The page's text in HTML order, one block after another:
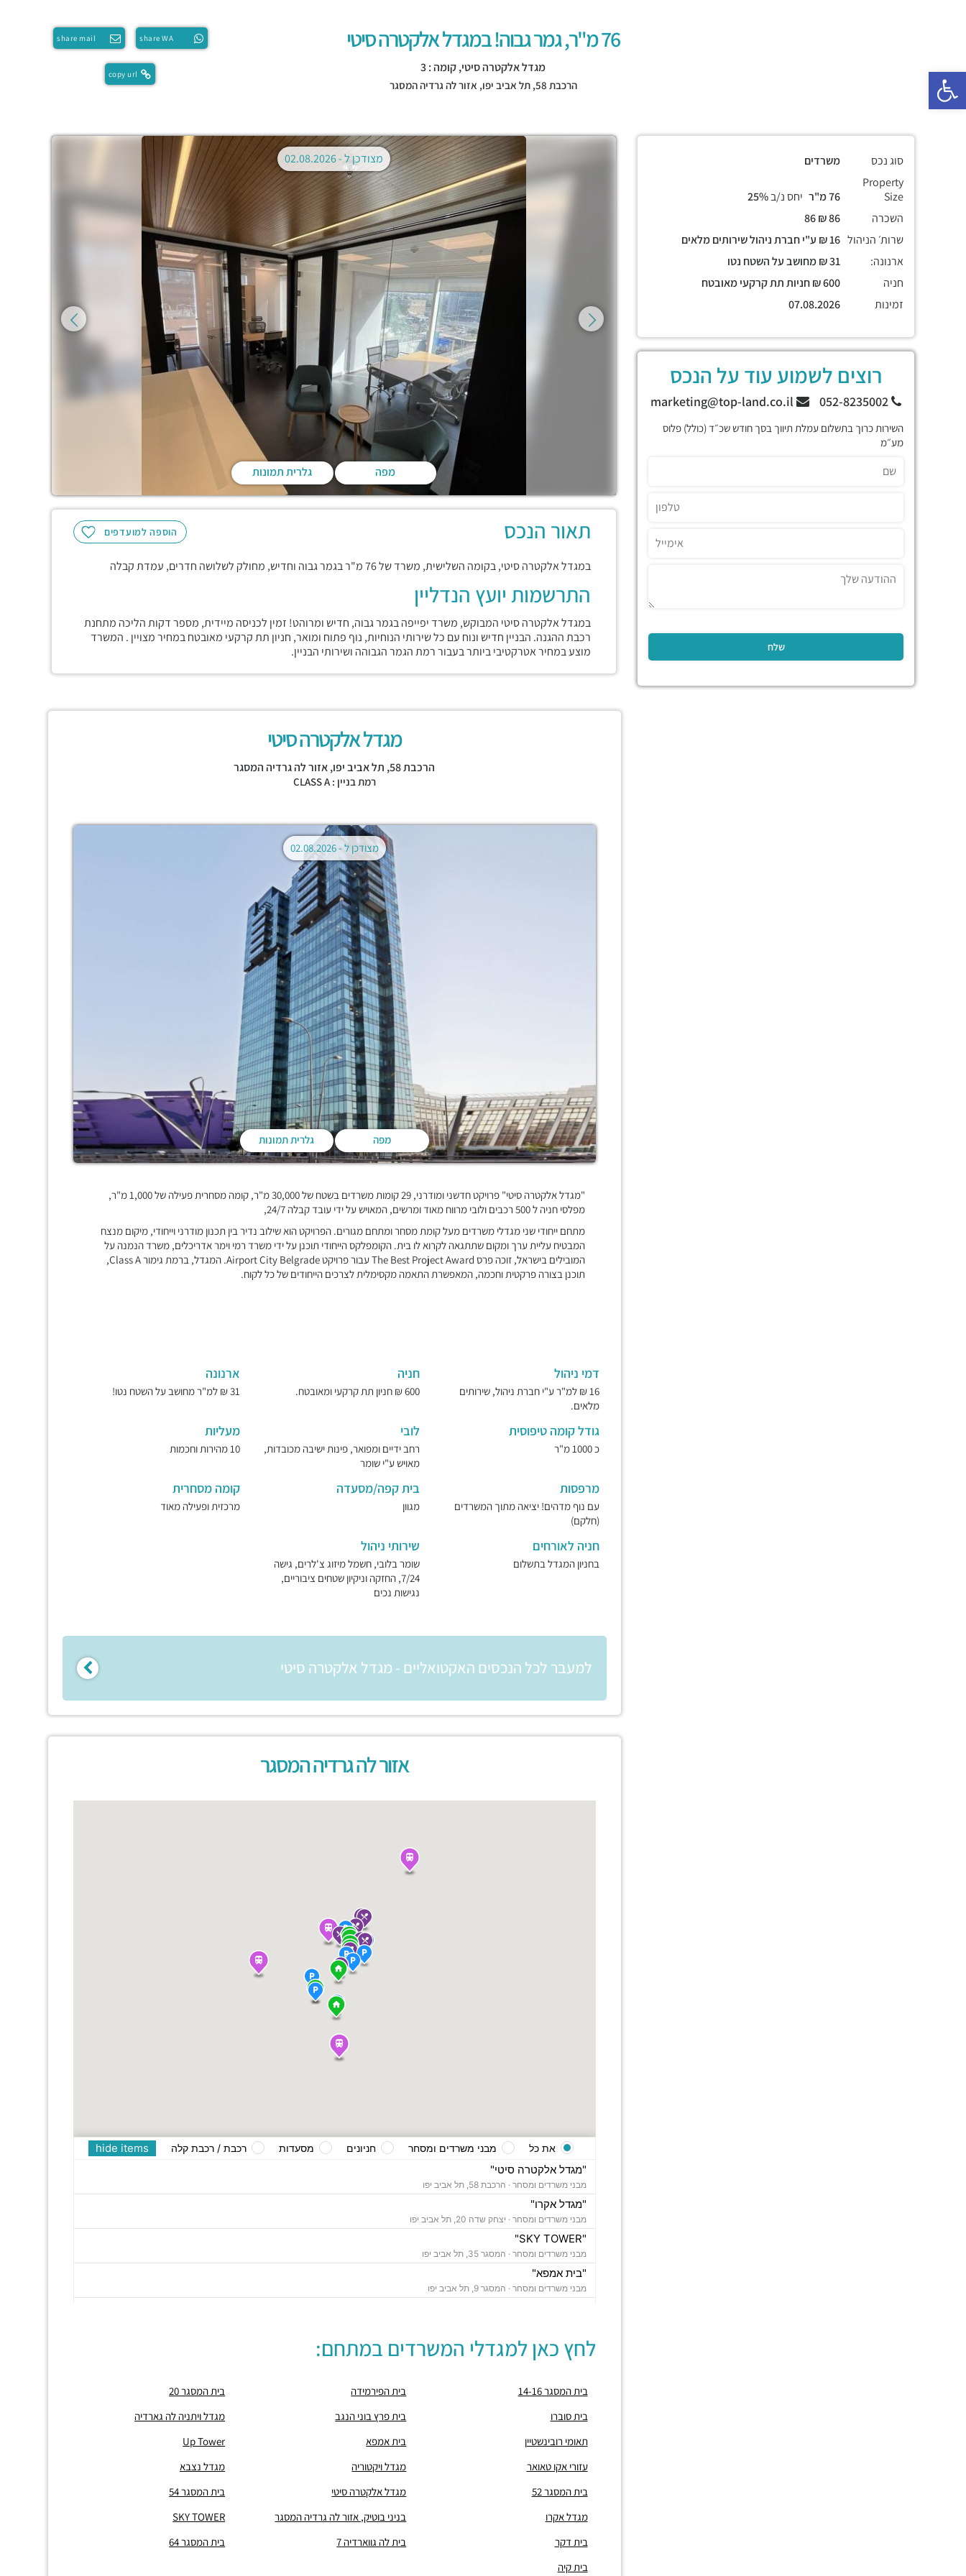
פתח סרגל נגישות
share WA
share mail
copy url
76 מ"ר, גמר גבוה! במגדל אלקטרה סיטי
מגדל אלקטרה סיטי, קומה : 3
הרכבת 58, תל אביב יפו, אזור לה גרדיה המסגר
מפה גלרית תמונות
מצודכן ל -
הוספה למועדפים תאור הנכס
במגדל אלקטרה סיטי, בקומה השלישית, משרד של 76 מ"ר בגמר גבוה וחדיש, מחולק לשלושה חדרים, עמדת קבלה
התרשמות יועץ הנדליין
במגדל אלקטרה סיטי המבוקש, משרד יפייפה בגמר גבוה, חדיש ומרוהט! זמין לכניסה מיידית, מספר דקות הליכה מתחנת
רכבת ההגנה. הבניין חדיש ונוח עם כל שירותי הנוחיות, נוף פתוח ומואר, חניון תת קרקעי מאובטח במחיר מצויין . המשרד
מוצע במחיר אטרקטיבי ביותר בעבור רמת הגמר הגבוהה ושירותי הבניין.
סוג נכס
משרדים
Property
Size
יחס נ/ב
השכרה
שרות׳ הניהול
ארנונה:
חניה
זמינות
רוצים לשמוע עוד על הנכס
השירות כרוך בתשלום עמלת תיווך בסך חודש שכ״ד (כולל) פלוס
מע״מ
מגדל אלקטרה סיטי
הרכבת 58, תל אביב יפו,אזור לה גרדיה המסגר
רמת בניין : CLASS A
מפה גלרית תמונות
מצודכן ל -02.08.2026
"מגדל אלקטרה סיטי" פרויקט חדשני ומודרני, 29 קומות משרדים בשטח של 30,000 מ"ר, קומה מסחרית פעילה של 1,000 מ"ר,
מפלסי חניה ל 500 רכבים ולובי מרווח מאוד ומרשים, המאויש על ידי עובד קבלה 24/7,
מתחם ייחודי שני מגדלי משרדים מעל קומת מסחר ומתחם מגורים. הפרויקט הוא שילוב נדיר בין תכנון מודרני וייחודי, מיקום מנצח
המבטיח עליית ערך ומקום שתתגאה לקרוא לו בית. הקומפלקס הייחודי תוכנן על ידי משרד רמי וימר אדריכלים, משרד הנמנה על
המובילים בישראל, זוכה פרס The Best Project Award עבור פרויקט Airport City Belgrade. המגדל, ברמת גימור Class A,
תוכנן בצורה פרקטית וחכמה, המאפשרת התאמה מקסימלית לצרכים הייחודים של כל לקוח.
דמי ניהול
16 ₪ למ"ר ע"י חברת ניהול, שירותים
מלאים.
חניה
600 ₪ חניון תת קרקעי ומאובטח.
ארנונה
31 ₪ למ"ר מחושב על השטח נטו!
גודל קומה טיפוסית
כ 1000 מ"ר
לובי
רחב ידיים ומפואר, פינות ישיבה מכובדות,
מאויש ע"י שומר
מעליות
10 מהירות וחכמות
מרפסות
עם נוף מדהים! יציאה מתוך המשרדים
(חלקם)
בית קפה/מסעדה
מגוון
קומה מסחרית
מרכזית ופעילה מאוד
חניה לאורחים
בחניון המגדל בתשלום
שירותי ניהול
שומר בלובי, חשמל מיזוג צ'לרים, גישה
7/24, החזקה וניקיון שטחים ציבוריים,
נגישות נכים
למעבר לכל הנכסים האקטואליים - מגדל אלקטרה סיטי
אזור לה גרדיה המסגר
"מגדל אלקטרה סיטי"
מבני משרדים ומסחר · הרכבת 58, תל אביב יפו
"מגדל אקרו"
מבני משרדים ומסחר · יצחק שדה 20, תל אביב יפו
"SKY TOWER"
מבני משרדים ומסחר · המסגר 35, תל אביב יפו
"בית אמפא"
מבני משרדים ומסחר · המסגר 9, תל אביב יפו
"מגדל נצבא"
מבני משרדים ומסחר ·יצחק שדה 17, תל אביב יפו
מבני משרדים ומסחר ·
חניון אחוזת החוף
חניון מאזדה פורד
חניונים ·הרכבת 58, תל אביב יפו
חניון אחוזת החוף
חניון המסגר
חניונים ·
hide items את כל מבני משרדים ומסחר חניונים מסעדות רכבת / רכבת קלה
לחץ כאן למגדלי המשרדים במתחם:
בית המסגר 14-16 בית הפירמידה
בית המסגר 20
בית סוברו
בית פרץ בוני הנגב
מגדל ויתניה לה גארדיה
תאומי רובינשטיין
בית אמפא
Up Tower
עזורי אקו טאואר
מגדל ויקטוריה
מגדל נצבא
בית המסגר 52
מגדל אלקטרה סיטי
בית המסגר 54
מגדל אקרו
בניני בוטיק, אזור לה גרדיה המסגר
SKY TOWER
בית דקר
בית לה גווארדיה 7
בית המסגר 64
בית קיה